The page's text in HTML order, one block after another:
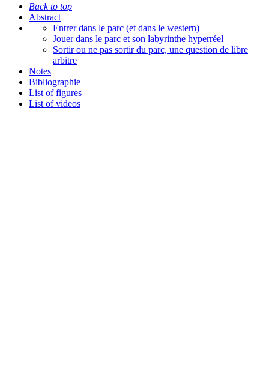
Back to top
Abstract
Entrer dans le parc (et dans le western)
Jouer dans le parc et son labyrinthe hyperréel
Sortir ou ne pas sortir du parc, une question de libre
arbitre
Notes
Bibliographie
List of figures
List of videos